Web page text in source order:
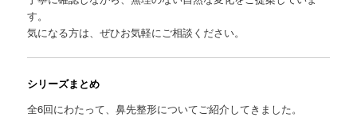
す。
気になる方は、ぜひお気軽にご相談ください。
シリーズまとめ
全6回にわたって、鼻先整形についてご紹介してきました。